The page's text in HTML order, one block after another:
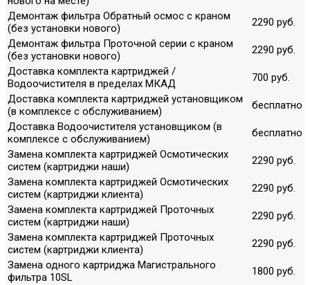
Демонтаж фильтра Обратный осмос с краном
(без установки нового)
2290 руб.
Демонтаж фильтра Проточной серии с краном
(без установки нового)
2290 руб.
Доставка комплекта картриджей /
Водоочистителя в пределах МКАД
700 руб.
Доставка комплекта картриджей установщиком
(в комплексе с обслуживанием)
бесплатно
Доставка Водоочистителя установщиком (в
комплексе с обслуживанием)
бесплатно
Замена комплекта картриджей Осмотических
систем (картриджи наши)
2290 руб.
Замена комплекта картриджей Осмотических
систем (картриджи клиента)
2290 руб.
Замена комплекта картриджей Проточных
систем (картриджи наши)
2290 руб.
Замена комплекта картриджей Проточных
систем (картриджи клиента)
2290 руб.
Замена одного картриджа Магистрального
фильтра 10SL
1800 руб.